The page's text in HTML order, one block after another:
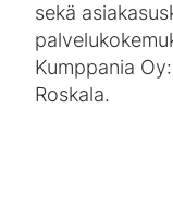
sekä
Kumppania
Roskala.